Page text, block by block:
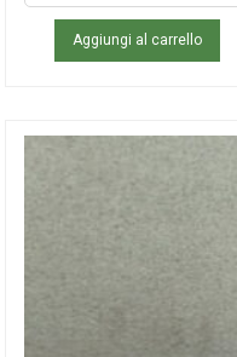
Aggiungi al carrello